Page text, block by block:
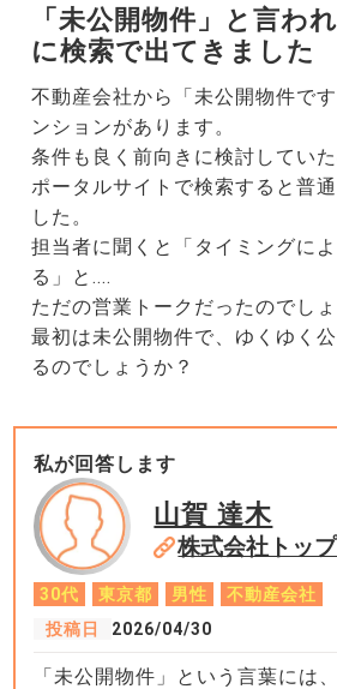
「未公開物件」と言わ
に検索で出てきました
不動産会社から「未公開物件で
ンションがあります。
条件も良く前向きに検討してい
ポータルサイトで検索すると普
した。
担当者に聞くと「タイミングに
る」と....
ただの営業トークだったのでし
最初は未公開物件で、ゆくゆく
るのでしょうか？
私が回答します
山賀 達木
株式会社トッ
30代 東京都 男性
不動産会社
投稿日
2026/04/30
「未公開物件」という言葉には